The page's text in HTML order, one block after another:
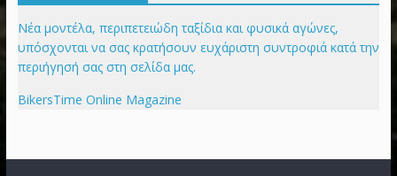
Νέα μοντέλα, περιπετειώδη ταξίδια και φυσικά αγώνες,
υπόσχονται να σας κρατήσουν ευχάριστη συντροφιά κατά την
περιήγησή σας στη σελίδα μας.
BikersTime Online Magazine